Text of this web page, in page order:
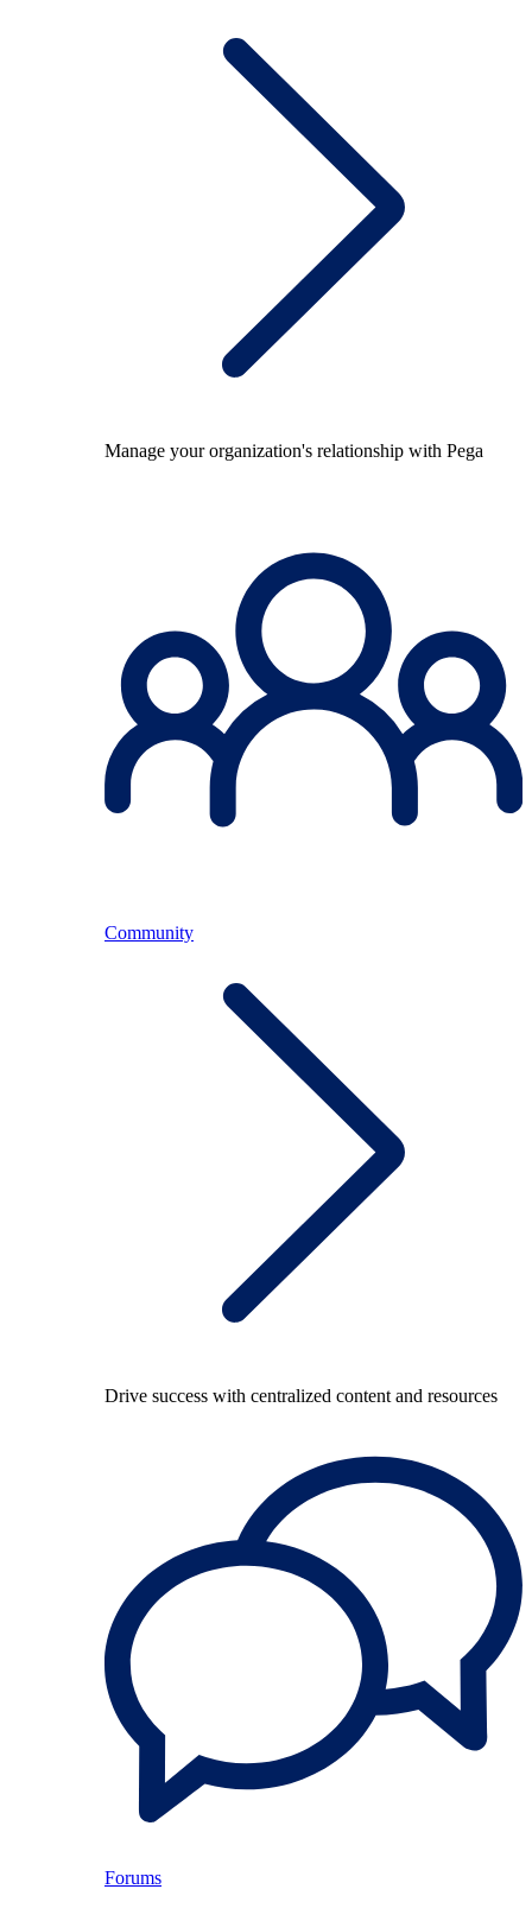
Manage your organization's relationship with Pega
Community
Drive success with centralized content and resources
Forums